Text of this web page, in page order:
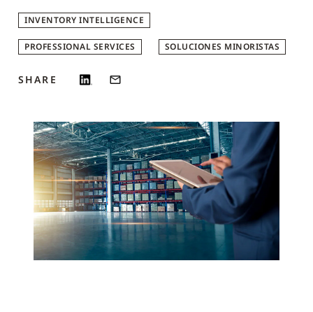
INVENTORY INTELLIGENCE
PROFESSIONAL SERVICES SOLUCIONES MINORISTAS
SHARE